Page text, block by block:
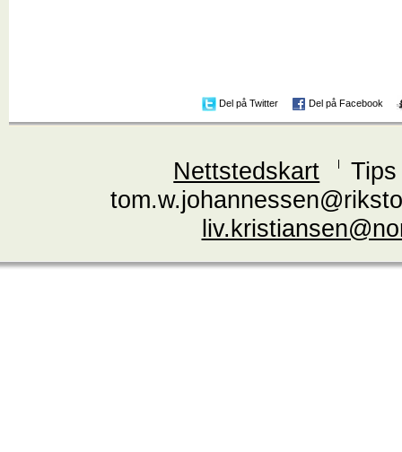
Del på Twitter Del på Facebook
Nettstedskart